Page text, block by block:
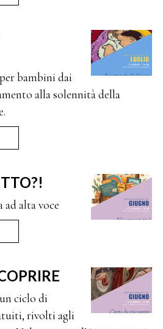
bambini dai
alla solennità della
alta voce
ciclo di
rivolti agli